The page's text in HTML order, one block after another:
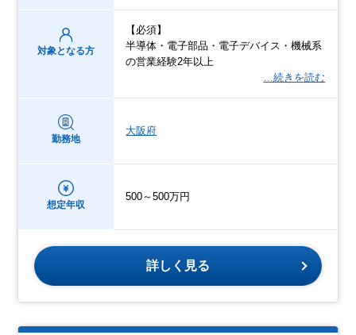
対象となる方
【必須】
半導体・電子部品・電子デバイス・機械系
の営業経験2年以上
…続きを読む
勤務地
大阪府
想定年収
500～500万円
詳しく見る